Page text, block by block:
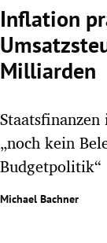
Untermenü
Untermenü
Untermenü
Untermenü
Untermenü
Inflation
Milliarden
„noch kein
Budgetpolitik“
Michael Bachner